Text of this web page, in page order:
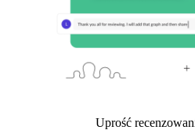
Uprość